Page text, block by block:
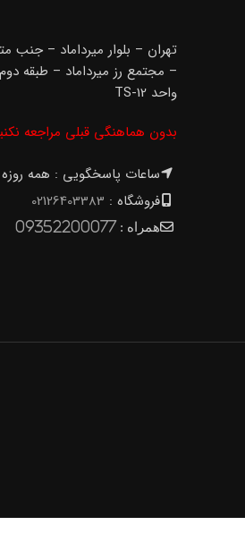
تهران – بلوار میرداماد – جنب
– مجتمع رز میرداماد – طبقه
واحد TS-12
بدون هماهنگی قبلی مراجعه
ساعات پاسخگویی : همه روزه 15 الی 20
فروشگاه : 02126403383
همراه : 09352200077